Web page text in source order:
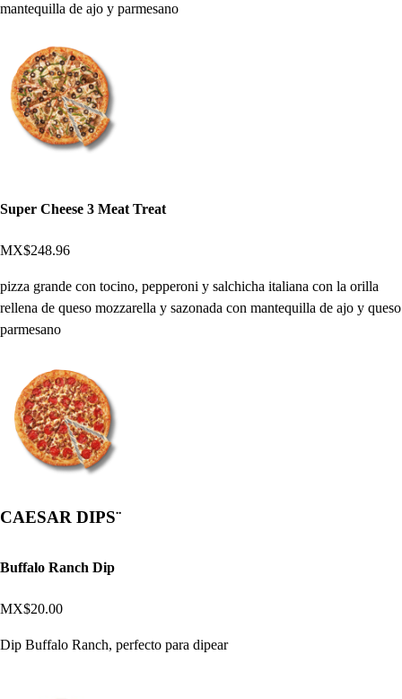
mantequilla de ajo y parmesano
Super Cheese 3 Meat Treat
MX$248.96
pizza grande con tocino, pepperoni y salchicha italiana con la orilla
rellena de queso mozzarella y sazonada con mantequilla de ajo y queso
parmesano
CAESAR DIPS¨
Buffalo Ranch Dip
MX$20.00
Dip Buffalo Ranch, perfecto para dipear